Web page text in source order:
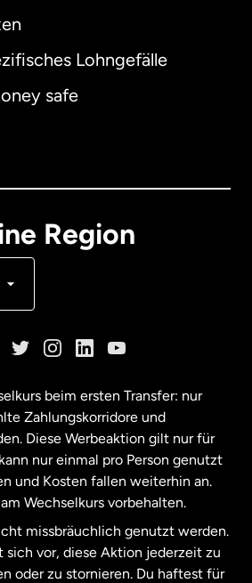
Lohngefälle
safe
Region
beim ersten Transfer: nur
Zahlungskorridore und
Diese Werbeaktion gilt nur für
nur einmal pro Person genutzt
und Kosten fallen weiterhin an.
Wechselkurs vorbehalten.
missbräuchlich genutzt werden.
sich vor, diese Aktion jederzeit zu
oder zu stornieren. Du haftest für